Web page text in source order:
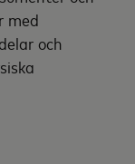
med
och